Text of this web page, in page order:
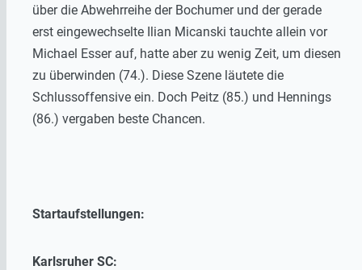
über die Abwehrreihe der Bochumer und der gerade
erst eingewechselte Ilian Micanski tauchte allein vor
Michael Esser auf, hatte aber zu wenig Zeit, um diesen
zu überwinden (74.). Diese Szene läutete die
Schlussoffensive ein. Doch Peitz (85.) und Hennings
(86.) vergaben beste Chancen.
Startaufstellungen:
Karlsruher SC: